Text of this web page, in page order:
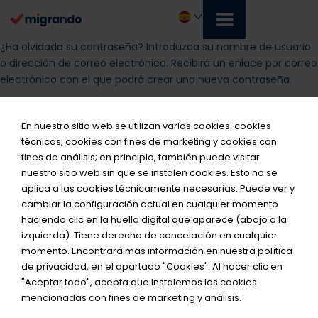
En nuestro sitio web se utilizan varias cookies: cookies
técnicas, cookies con fines de marketing y cookies con
fines de análisis; en principio, también puede visitar
nuestro sitio web sin que se instalen cookies. Esto no se
aplica a las cookies técnicamente necesarias. Puede ver y
cambiar la configuración actual en cualquier momento
haciendo clic en la huella digital que aparece (abajo a la
izquierda). Tiene derecho de cancelación en cualquier
momento. Encontrará más información en nuestra política
de privacidad, en el apartado "Cookies". Al hacer clic en
"Aceptar todo", acepta que instalemos las cookies
mencionadas con fines de marketing y análisis.
contenido
Español
¿Ha olvidado su contraseña? Introduzca su nombre de usuario
o dirección de correo electrónico. Recibirá un enlace por correo
electrónico con el que podrá crear una nueva contraseña.
Restablecer contraseña
o
Iniciar sesión sin contraseña